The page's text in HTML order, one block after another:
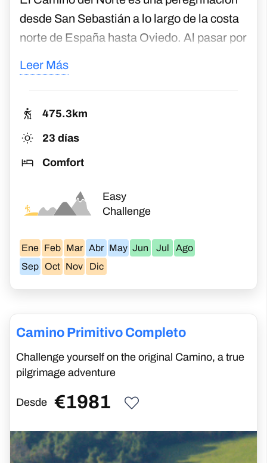
desde San Sebastián a lo largo de la costa
norte de España hasta Oviedo. Al pasar por
Bilbao, Santander y Ribadesella, tendrás
muchas oportunidades de experimentar las
culturas vasca y cantábrica. La caminata te
llevará a playas arenosas, caminatas
bosques y tierras de cultivo, pueblos
costeros y ciudades cosmopolitas.
Leer Más
475.3km
23 días
Comfort
Easy
Challenge
Ene Feb Mar Abr May Jun Jul
Ago
Sep Oct Nov Dic
Camino Primitivo Completo
Challenge yourself on the original Camino, a true
pilgrimage adventure
Desde €1981